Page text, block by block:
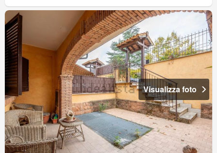
Visualizza foto